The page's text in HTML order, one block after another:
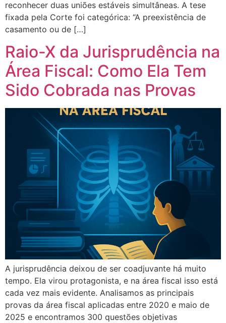
reconhecer duas uniões estáveis simultâneas. A tese
fixada pela Corte foi categórica: “A preexistência de
casamento ou de […]
Raio-X da Jurisprudência na
Área Fiscal: Como Ela Tem
Sido Cobrada nas Provas
A jurisprudência deixou de ser coadjuvante há muito
tempo. Ela virou protagonista, e na área fiscal isso está
cada vez mais evidente. Analisamos as principais
provas da área fiscal aplicadas entre 2020 e maio de
2025 e encontramos 300 questões objetivas